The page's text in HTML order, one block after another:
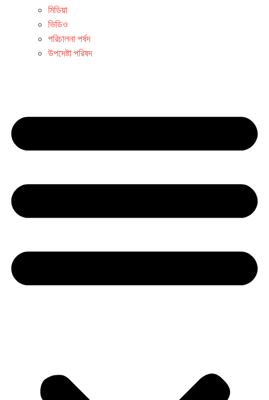
মিডিয়া
ভিডিও
পরিচালনা পর্ষদ
উপদেষ্টা পরিষদ